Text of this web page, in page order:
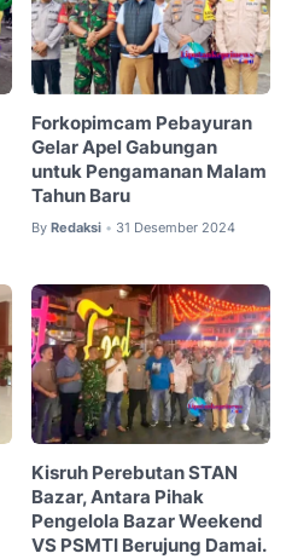
Forkopimcam Pebayuran
Gelar Apel Gabungan
untuk Pengamanan Malam
Tahun Baru
By Redaksi • 31 Desember 2024
Kisruh Perebutan STAN
Bazar, Antara Pihak
Pengelola Bazar Weekend
VS PSMTI Berujung Damai.